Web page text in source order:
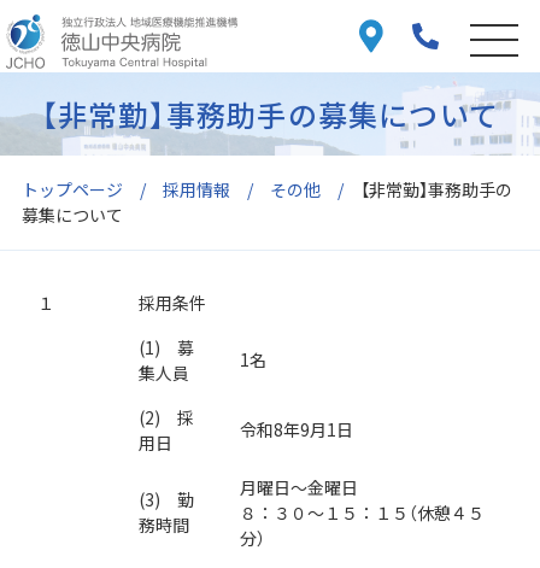
トップページ 採用情報 その他
【非常勤】事務助手の
募集について
【非常勤】事務助手の募集について
１
採用条件
(1) 募
集人員
1名
(2) 採
用日
令和8年9月1日
(3) 勤
務時間
月曜日～金曜日
８：３０～１５：１５（休憩４５
分）